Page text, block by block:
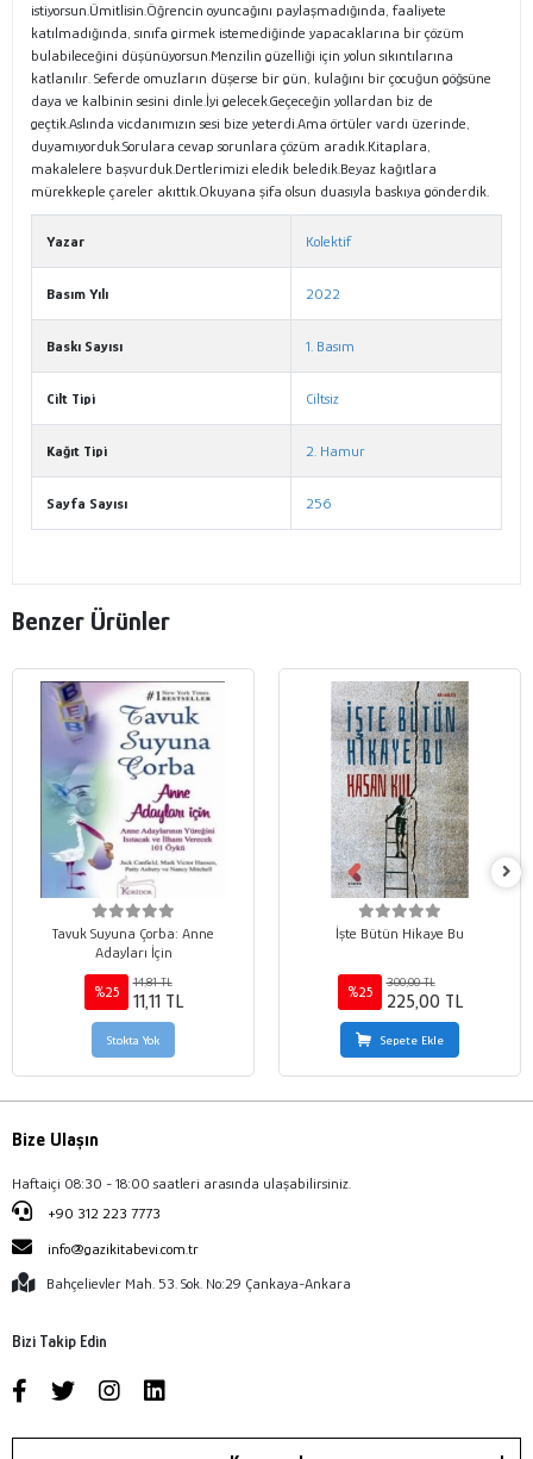
istiyorsun.Ümitlisin.Öğrencin oyuncağını paylaşmadığında, faaliyete
katılmadığında, sınıfa girmek istemediğinde yapacaklarına bir çözüm
bulabileceğini düşünüyorsun.Menzilin güzelliği için yolun sıkıntılarına
katlanılır. Seferde omuzların düşerse bir gün, kulağını bir çocuğun göğsüne
daya ve kalbinin sesini dinle.İyi gelecek.Geçeceğin yollardan biz de
geçtik.Aslında vicdanımızın sesi bize yeterdi.Ama örtüler vardı üzerinde,
duyamıyorduk.Sorulara cevap sorunlara çözüm aradık.Kitaplara,
makalelere başvurduk.Dertlerimizi eledik beledik.Beyaz kağıtlara
mürekkeple çareler akıttık.Okuyana şifa olsun duasıyla baskıya gönderdik.
Yazar Kolektif
Basım Yılı 2022
Baskı Sayısı 1. Basım
Cilt Tipi Ciltsiz
Kağıt Tipi 2. Hamur
Sayfa Sayısı 256
Benzer Ürünler
Tavuk Suyuna Çorba: Anne
Adayları İçin
%25
14,81 TL
11,11 TL
Stokta Yok
İşte Bütün Hikaye Bu
%25
300,00 TL
225,00 TL
Sepete Ekle
Bize Ulaşın
Haftaiçi 08:30 - 18:00 saatleri arasında ulaşabilirsiniz.
+90 312 223 7773
info@gazikitabevi.com.tr
Bahçelievler Mah. 53. Sok. No:29 Çankaya-Ankara
Bizi Takip Edin